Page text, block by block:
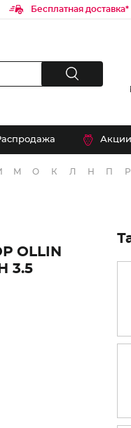
Бесплатная доставка*
Акции
М О К Л Н П Р
OLLIN
3.5